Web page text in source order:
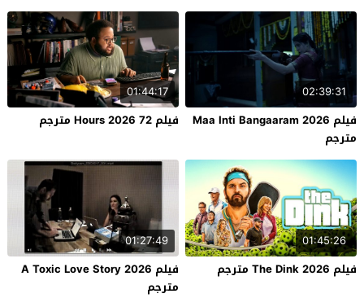
02:39:31
فيلم Maa Inti Bangaaram 2026
مترجم
01:44:17
فيلم 72 Hours 2026 مترجم
01:45:26
فيلم The Dink 2026 مترجم
01:27:49
فيلم A Toxic Love Story 2026
مترجم